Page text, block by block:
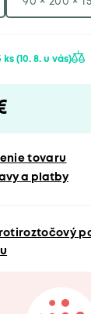
ks (10. 8. u vás)
tovaru
a platby